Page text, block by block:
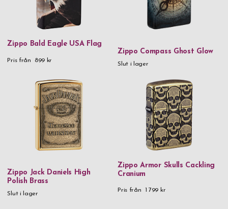
Zippo Bald Eagle USA Flag
Pris från 899 kr
Zippo Compass Ghost Glow
Slut i lager
Zippo Jack Daniels High
Polish Brass
Slut i lager
Zippo Armor Skulls Cackling
Cranium
Pris från 1 799 kr